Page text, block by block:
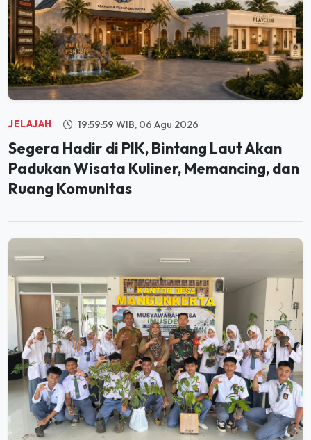
JELAJAH 19:59:59 WIB, 06 Agu 2026
Segera Hadir di PIK, Bintang Laut Akan
Padukan Wisata Kuliner, Memancing, dan
Ruang Komunitas